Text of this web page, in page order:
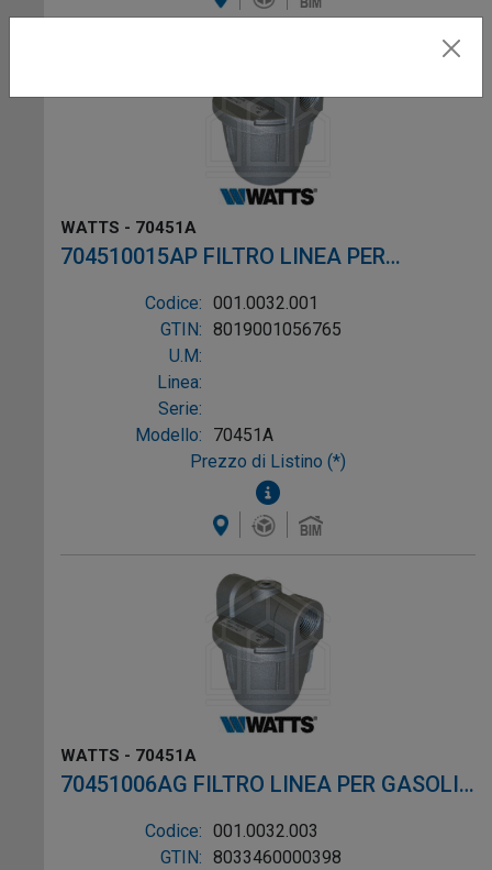
WATTS - 70451A
704510015AP FILTRO LINEA PER
GASOLIO ø3/8"
Codice: 001.0032.001
GTIN: 8019001056765
U.M:
Linea:
Serie:
Modello:
70451A
Prezzo di Listino (*)
WATTS - 70451A
70451006AG FILTRO LINEA PER GASOLIO
Codice: 001.0032.003
GTIN: 8033460000398